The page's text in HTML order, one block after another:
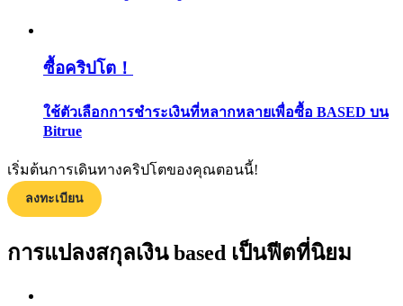
ซื้อคริปโต！
ใช้ตัวเลือกการชำระเงินที่หลากหลายเพื่อซื้อ BASED บน
Bitrue
เริ่มต้นการเดินทางคริปโตของคุณตอนนี้!
ลงทะเบียน
การแปลงสกุลเงิน based เป็นฟีตที่นิยม